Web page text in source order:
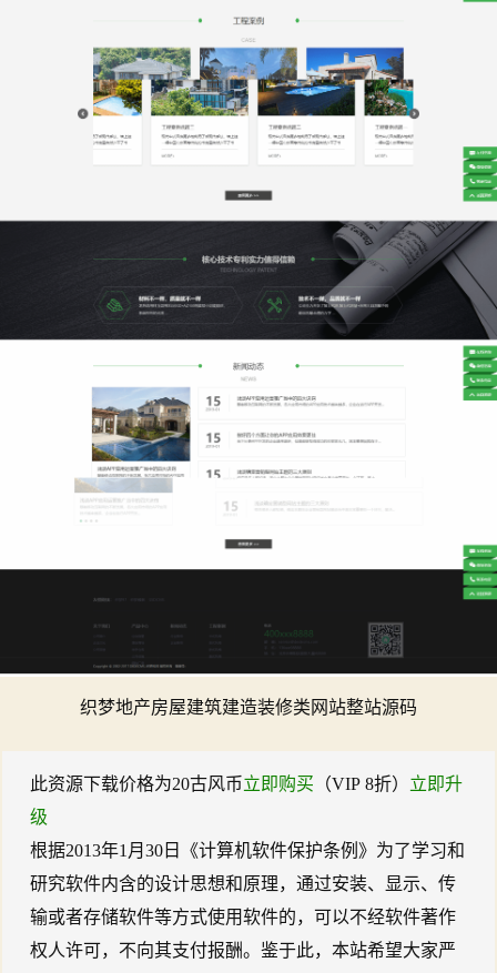
织梦地产房屋建筑建造装修类网站整站源码
此资源下载价格为20古风币立即购买 （VIP 8折） 立即升
级
根据2013年1月30日《计算机软件保护条例》为了学习和
研究软件内含的设计思想和原理，通过安装、显示、传
输或者存储软件等方式使用软件的，可以不经软件著作
权人许可，不向其支付报酬。鉴于此，本站希望大家严